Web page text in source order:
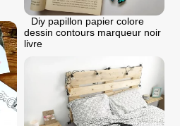
Diy papillon papier colore
dessin contours marqueur noir
livre